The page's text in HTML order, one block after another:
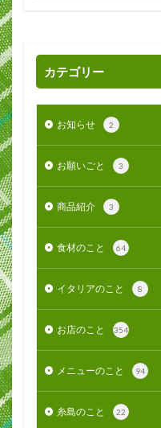
カテゴリー
お知らせ 2
お願いごと 3
商品紹介 3
食材のこと 64
イタリアのこと 8
お店のこと 354
メニューのこと 94
糸島のこと 22